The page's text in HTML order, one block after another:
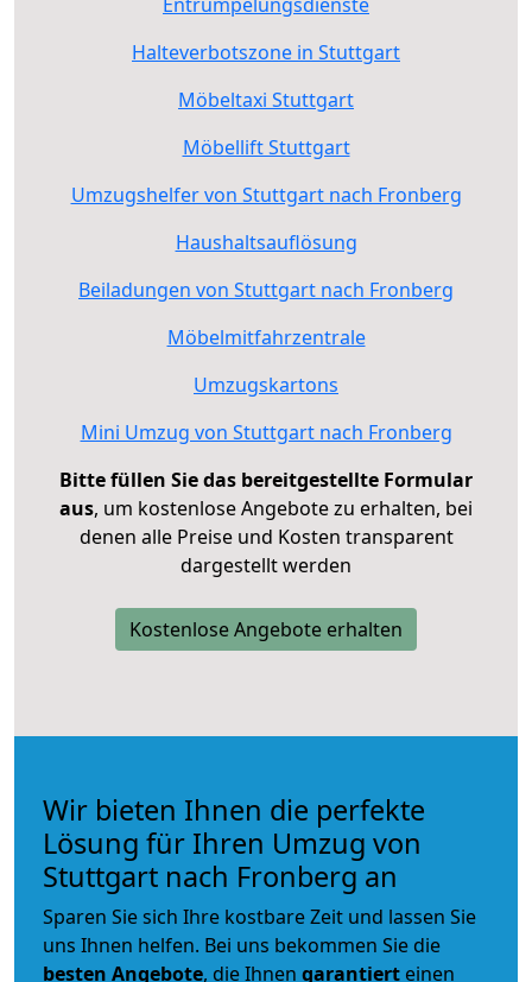
Halteverbotszone in Stuttgart
Möbeltaxi Stuttgart
Möbellift Stuttgart
Umzugshelfer von Stuttgart nach Fronberg
Haushaltsauflösung
Beiladungen von Stuttgart nach Fronberg
Möbelmitfahrzentrale
Umzugskartons
Mini Umzug von Stuttgart nach Fronberg
Bitte füllen Sie das bereitgestellte Formular
aus, um kostenlose Angebote zu erhalten, bei
denen alle Preise und Kosten transparent
dargestellt werden
Kostenlose Angebote erhalten
Wir bieten Ihnen die perfekte
Lösung für Ihren Umzug von
Stuttgart nach Fronberg an
Sparen Sie sich Ihre kostbare Zeit und lassen Sie
uns Ihnen helfen. Bei uns bekommen Sie die
besten Angebote, die Ihnen garantiert einen